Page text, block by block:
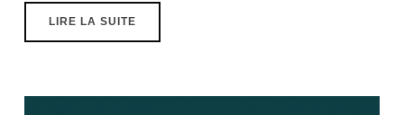
LIRE LA SUITE